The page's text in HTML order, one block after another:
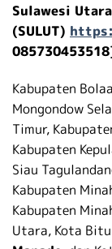
Sulawesi Utara
(SULUT)
Kabupaten
Mongondow
Timur,
Kabupaten
Siau
Kabupaten
Kabupaten
Utara, Kota